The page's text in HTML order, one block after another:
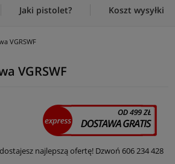
Jaki pistolet? Koszt wysyłki
VGRSWF
VGRSWF
najlepszą ofertę! Dzwoń 606 234 428